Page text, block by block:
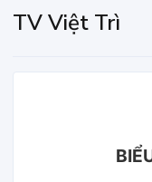
TV Việt Trì